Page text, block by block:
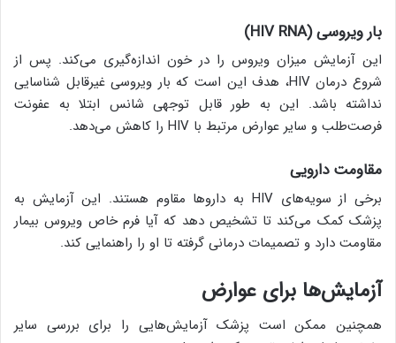
بار ویروسی (HIV RNA
)
این آزمایش میزان ویروس را در خون اندازه‌گیری می‌کند. پس از
شروع درمان HIV، هدف این است که بار ویروسی غیرقابل شناسایی
نداشته باشد. این به طور قابل توجهی شانس ابتلا به عفونت
فرصت‌طلب و سایر عوارض مرتبط با HIV را کاهش می‌دهد.
مقاومت دارویی
برخی از سویه‌های HIV به داروها مقاوم هستند. این آزمایش به
پزشک کمک می‌کند تا تشخیص دهد که آیا فرم خاص ویروس بیمار
مقاومت دارد و تصمیمات درمانی گرفته تا او را راهنمایی کند.
آزمایش‌ها برای عوارض
همچنین ممکن است پزشک آزمایش‌هایی را برای بررسی سایر